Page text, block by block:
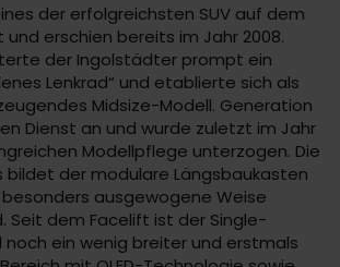
der erfolgreichsten SUV auf dem
erschien bereits im Jahr 2008.
der Ingolstädter prompt ein
Lenkrad“ und etablierte sich als
Midsize-Modell. Generation
Dienst an und wurde zuletzt im Jahr
Modellpflege unterzogen. Die
bildet der modulare Längsbaukasten
besonders ausgewogene Weise
Seit dem Facelift ist der Single-
noch ein wenig breiter und erstmals